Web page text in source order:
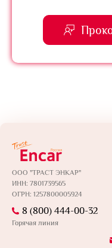
ООО "ТРАСТ ЭНКАР"
ИНН: 7801739565
ОГРН: 1257800005924
8 (800) 444-00-32
Горячая линия